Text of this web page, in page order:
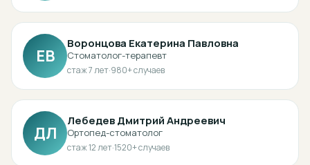
ЕВ
Воронцова Екатерина Павловна
Стоматолог-терапевт
стаж7лет·980+ случаев
ДЛ
Лебедев Дмитрий Андреевич
Ортопед-стоматолог
стаж12лет·1520+ случаев